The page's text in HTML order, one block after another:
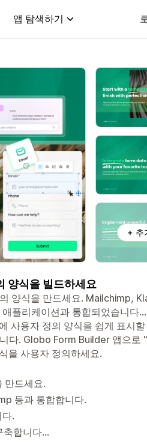
앱 탐색하기
+ 추
양식을 빌드하세요
양식을 만드세요. Mailchimp,
플리케이션과 통합되었습니다
사용자 정의 양식을 쉽게 표시
다. Globo Form Builder 앱으로
을 사용자 정의하세요.
만드세요.
등과 통합합니다.
.
합니다...